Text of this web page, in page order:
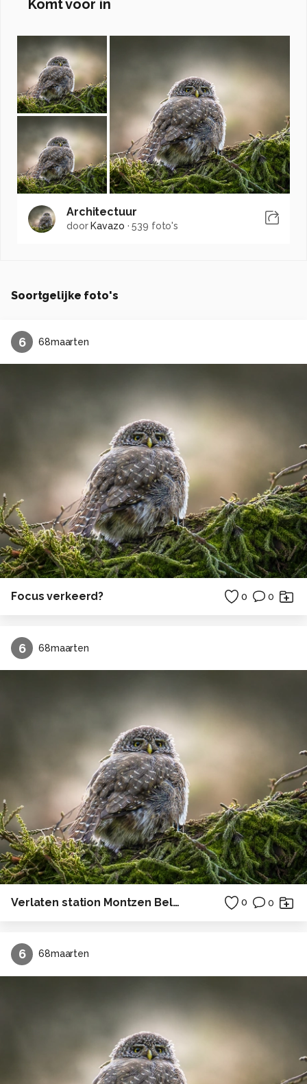
Komt voor in
Architectuur
door Kavazo ·539 foto's
Soortgelijke foto's
6 68maarten
Focus verkeerd? 0 0
6 68maarten
Verlaten station Montzen België 0 0
6 68maarten